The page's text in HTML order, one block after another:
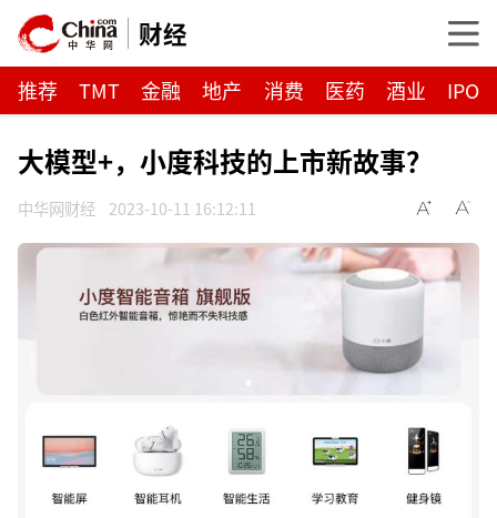
财经
推荐 TMT 金融 地产 消费 医药 酒业 IPO
大模型+，小度科技的上市新故事？
中华网财经 2023-10-11 16:12:11